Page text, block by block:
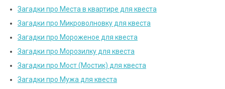
Загадки про Места в квартире для квеста
Загадки про Микроволновку для квеста
Загадки про Мороженое для квеста
Загадки про Морозилку для квеста
Загадки про Мост (Мостик) для квеста
Загадки про Мужа для квеста